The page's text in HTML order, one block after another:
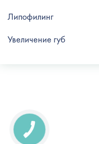
Липофилинг
Увеличение губ
КНОПКА
СВЯЗИ